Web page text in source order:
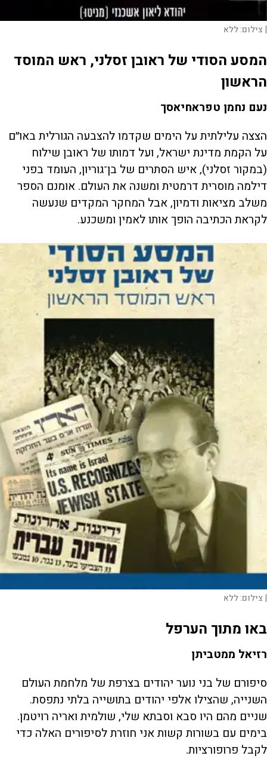
| צילום:ללא
המסע הסודי של ראובן זסלני, ראש המוסד
הראשון
נעם נחמן טפראחיאסך
הצצה עלילתית על הימים שקדמו להצבעה הגורלית באו״ם
על הקמת מדינת ישראל, ועל דמותו של ראובן שילוח
(במקור זסלני), איש הסתרים של בן־גוריון, העומד בפני
דילמה מוסרית דרמטית ומשנה את העולם. אומנם הספר
משלב מציאות ודמיון, אבל המחקר המקדים שנעשה
לקראת הכתיבה הופך אותו לאמין ומשכנע.
| צילום:ללא
באו מתוך הערפל
רזיאל ממטביתן
סיפורם של בני נוער יהודים בצרפת של מלחמת העולם
השנייה, שהצילו אלפי יהודים בתושייה בלתי נתפסת.
שניים מהם היו סבא וסבתא שלי, שולמית ואריה רויטמן.
בימים עם בשורות קשות אני חוזרת לסיפורים האלה כדי
לקבל פרופורציות.